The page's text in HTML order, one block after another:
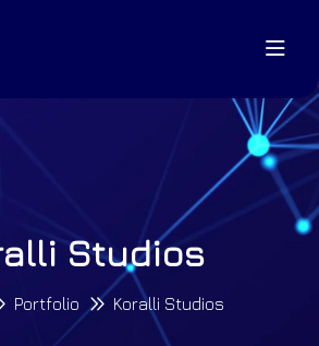
Studios
Portfolio Koralli Studios